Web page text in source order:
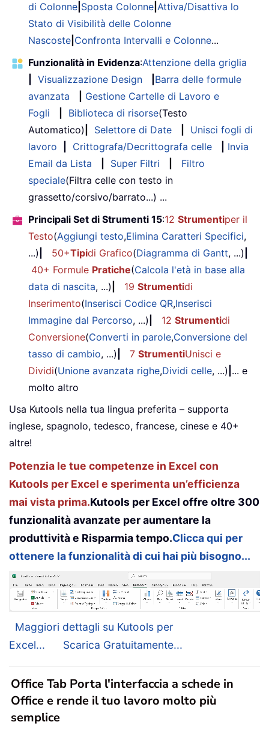
di Colonne Sposta Colonne Attiva/Disattiva lo
Stato di Visibilità delle Colonne
Nascoste Confronta Intervalli e Colonne...
Funzionalità in Evidenza:Attenzione della griglia
Visualizzazione Design
Barra delle formule
avanzata
Gestione Cartelle di Lavoro e
Fogli
Biblioteca di risorse(Testo
Automatico)
Selettore di Date
Unisci fogli di
lavoro
Crittografa/Decrittografa celle
Invia
Email da Lista
Super Filtri
Filtro
speciale(Filtra celle con testo in
grassetto/corsivo/barrato...) ...
Principali Set di Strumenti 15:12 Strumentiper il
Testo(Aggiungi testo,Elimina Caratteri Specifici,
...)
50+Tipidi Grafico(Diagramma di Gantt, ...)
40+ Formule Pratiche(Calcola l'età in base alla
data di nascita, ...) 19 Strumentidi
Inserimento(Inserisci Codice QR,Inserisci
Immagine dal Percorso, ...) 12 Strumentidi
Conversione(Converti in parole,Conversione del
tasso di cambio, ...) 7 StrumentiUnisci e
Dividi(Unione avanzata righe,Dividi celle, ...) ... e
molto altro
Usa Kutools nella tua lingua preferita – supporta
inglese, spagnolo, tedesco, francese, cinese e 40+
altre!
Potenzia le tue competenze in Excel con
Kutools per Excel e sperimenta un’efficienza
mai vista prima.Kutools per Excel offre oltre 300
funzionalità avanzate per aumentare la
produttività e Risparmia tempo.Clicca qui per
ottenere la funzionalità di cui hai più bisogno...
Maggiori dettagli su Kutools per
Excel...
Scarica Gratuitamente...
Office Tab Porta l'interfaccia a schede in
Office e rende il tuo lavoro molto più
semplice